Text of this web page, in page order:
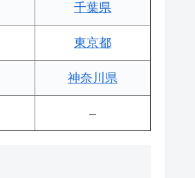
千葉県
東京都
神奈川県
–